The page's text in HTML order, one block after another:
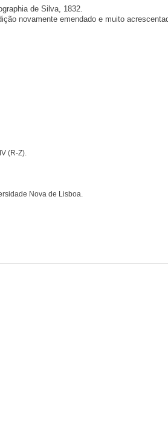
de Silva, 1832.
novamente emendado e muito
(R-Z).
Nova de Lisboa.